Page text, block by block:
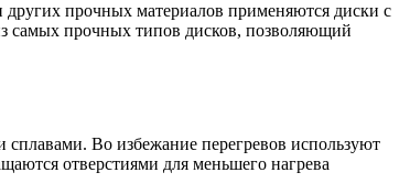
других прочных материалов применяются диски с
самых прочных типов дисков, позволяющий
Во избежание перегревов используют
отверстиями для меньшего нагрева